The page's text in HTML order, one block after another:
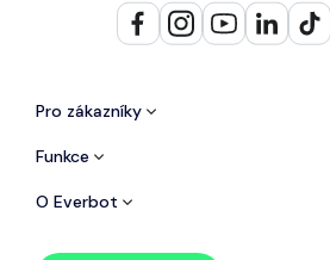
Pro zákazníky
Funkce
O Everbot